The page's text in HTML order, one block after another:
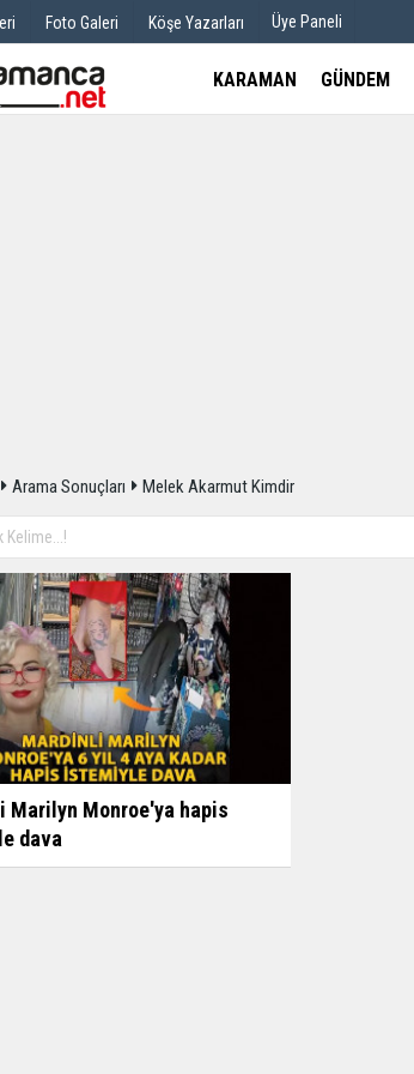
Foto Galeri Köşe Yazarları Üye Paneli
KARAMAN GÜNDEM
Arama Sonuçları Melek Akarmut Kimdir
Marilyn Monroe'ya hapis
dava